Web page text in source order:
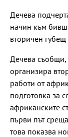
Дечева
начин към
вторичен
Дечева
организира
работи от
подготовка за
африканските
първи път
това показва